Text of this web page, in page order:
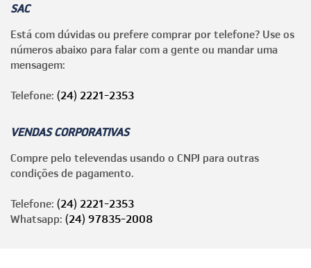
SAC
Está com dúvidas ou prefere comprar por telefone? Use os
números abaixo para falar com a gente ou mandar uma
mensagem:
Telefone: (24) 2221-2353
VENDAS CORPORATIVAS
Compre pelo televendas usando o CNPJ para outras
condições de pagamento.
Telefone: (24) 2221-2353
Whatsapp: (24) 97835-2008